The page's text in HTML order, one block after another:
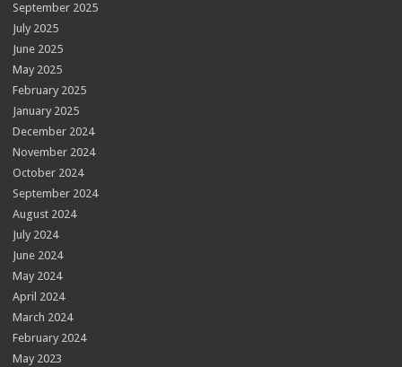
September 2025
July 2025
June 2025
May 2025
February 2025
January 2025
December 2024
November 2024
October 2024
September 2024
August 2024
July 2024
June 2024
May 2024
April 2024
March 2024
February 2024
May 2023